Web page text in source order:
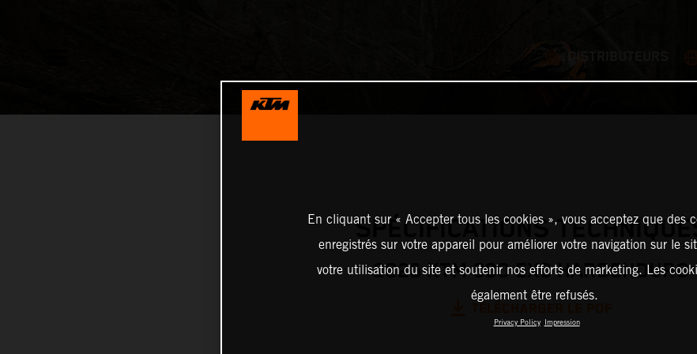
SPÉCIFICATIONS
2026 KTM 300 EXC HARDENDURO
En cliquant sur « Accepter tous les cookies », vous acceptez que des
enregistrés sur votre appareil pour améliorer votre navigation sur le
votre utilisation du site et soutenir nos efforts de marketing. Les
également être refusés.
Privacy Policy Impression